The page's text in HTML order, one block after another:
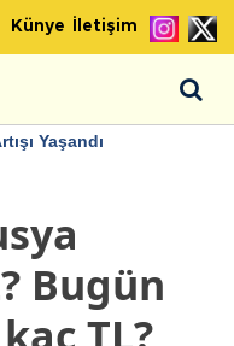
Künye İletişim
Yaşandı
Bugün
TL?